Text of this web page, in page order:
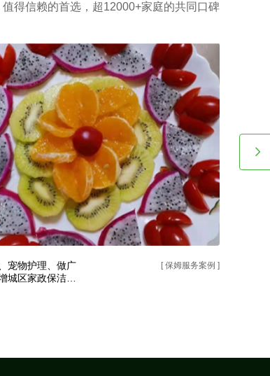
得信赖的首选，超12000+家庭的共同口碑

宠物护理、做广
城区家政保洁案
[ 保姆服务案例 ]